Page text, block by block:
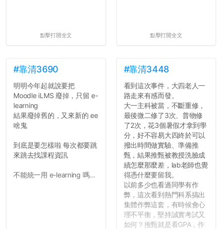
點擊打開全文 點擊打開全文
#靠清3690
明明今年起就說要把
Moodle iLMS 廢掉，只留 e-
learning
結果廢掉舊的，又來新的 ee
啥鬼
到底是要怎樣啦 每次都要跳
來跳去找課程資訊
不能統一用 e-learning 嗎...
#靠清3448
看到這次事件，大四老人一
路走來有感而發。
大一主科被當，不斷重修，
最後微二修了3次、普物修
了2次，花3個暑假才拿到學
分，好不容易大四終於可以
撥出時間做實驗、準備推
甄，結果推甄被教授洗臉成
績怎麼那麼差，lab老師也覺
得憑什麼要留我。
以前多少也看過同學有作
弊，這次看到熱門科系搞出
集體作弊這套，有時候會心
理不平衡，堅持誠實考試又
如何？推甄就是看GPA，作